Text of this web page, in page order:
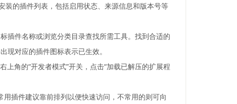
装的插件列表，包括启用状态、来源信息和版本号等
插件名称或浏览分类目录查找所需工具。找到合适的
现对应的插件图标表示已生效。
角的“开发者模式”开关，点击“加载已解压的扩展程
插件建议靠前排列以便快速访问，不常用的则可向